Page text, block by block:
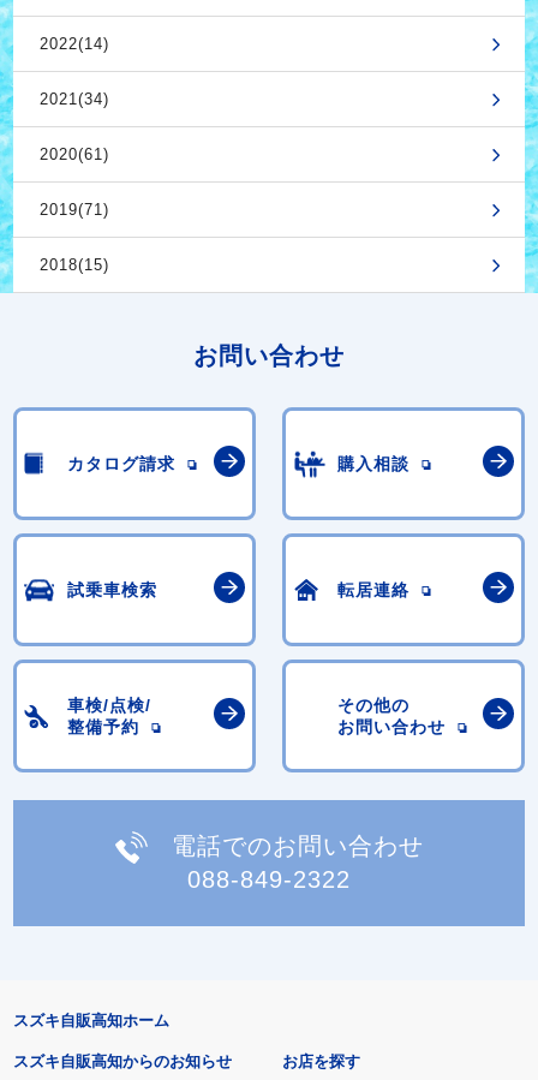
2022(14)
2021(34)
2020(61)
2019(71)
2018(15)
お問い合わせ
カタログ請求 購入相談
試乗車検索 転居連絡
車検/点検/
整備予約
その他の
お問い合わせ
電話でのお問い合わせ
088-849-2322
スズキ自販高知ホーム
スズキ自販高知からのお知らせ お店を探す